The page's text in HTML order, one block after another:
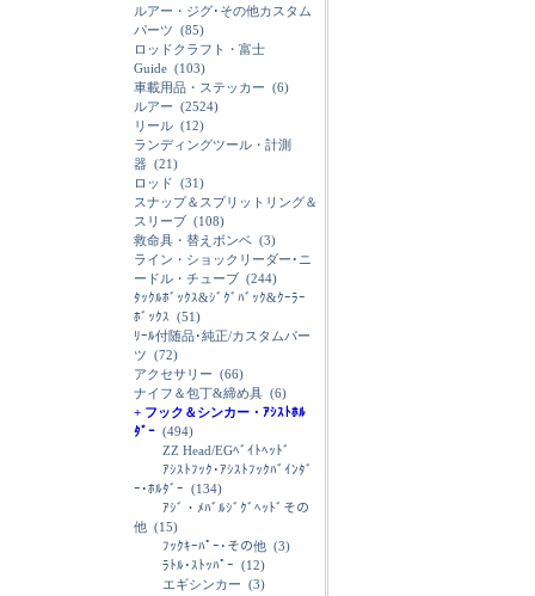
ルアー・ジグ･その他カスタム
パーツ (85)
ロッドクラフト・富士
Guide (103)
車載用品・ステッカー (6)
ルアー (2524)
リール (12)
ランディングツール・計測
器 (21)
ロッド (31)
スナップ＆スプリットリング＆
スリーブ (108)
救命具・替えボンベ (3)
ライン・ショックリーダー･ニ
ードル・チューブ (244)
ﾀｯｸﾙﾎﾞｯｸｽ&ｼﾞｸﾞﾊﾞｯｸ&ｸｰﾗｰ
ﾎﾞｯｸｽ (51)
ﾘｰﾙ付随品･純正/カスタムパー
ツ (72)
アクセサリー (66)
ナイフ＆包丁&締め具 (6)
+ フック＆シンカー・ｱｼｽﾄﾎﾙ
ﾀﾞｰ (494)
ZZ Head/EGﾍﾞｲﾄﾍｯﾄﾞ
ｱｼｽﾄﾌｯｸ･ｱｼｽﾄﾌｯｸﾊﾞｲﾝﾀﾞ
ｰ･ﾎﾙﾀﾞｰ (134)
ｱｼﾞ・ﾒﾊﾞﾙｼﾞｸﾞﾍｯﾄﾞその
他 (15)
ﾌｯｸｷｰﾊﾟｰ･その他 (3)
ﾗﾄﾙ･ｽﾄｯﾊﾟｰ (12)
エギシンカー (3)